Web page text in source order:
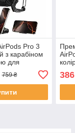
Pro 3
з карабіном
для
Pro 3
759 ₴